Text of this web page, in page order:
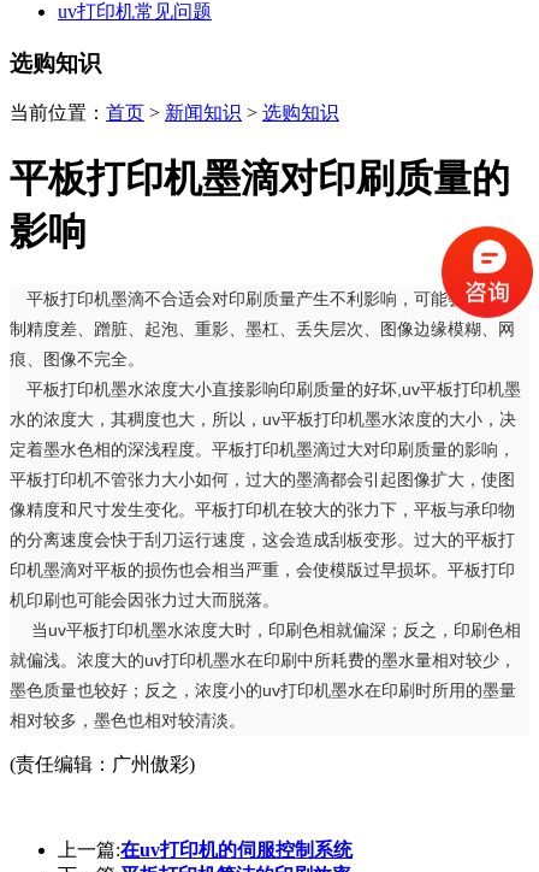
uv打印机常见问题
选购知识
当前位置： 首页 > 新闻知识 > 选购知识
平板打印机墨滴对印刷质量的
影响
平板打印机墨滴不合适会对印刷质量产生不利影响，可能会出现复
制精度差、蹭脏、起泡、重影、墨杠、丢失层次、图像边缘模糊、网
痕、图像不完全。
平板打印机墨水浓度大小直接影响印刷质量的好坏,uv平板打印机墨
水的浓度大，其稠度也大，所以，uv平板打印机墨水浓度的大小，决
定着墨水色相的深浅程度。平板打印机墨滴过大对印刷质量的影响，
平板打印机不管张力大小如何，过大的墨滴都会引起图像扩大，使图
像精度和尺寸发生变化。平板打印机在较大的张力下，平板与承印物
的分离速度会快于刮刀运行速度，这会造成刮板变形。过大的平板打
印机墨滴对平板的损伤也会相当严重，会使模版过早损坏。平板打印
机印刷也可能会因张力过大而脱落。
当uv平板打印机墨水浓度大时，印刷色相就偏深；反之，印刷色相
就偏浅。浓度大的uv打印机墨水在印刷中所耗费的墨水量相对较少，
墨色质量也较好；反之，浓度小的uv打印机墨水在印刷时所用的墨量
相对较多，墨色也相对较清淡。
(责任编辑：广州傲彩)
上一篇:在uv打印机的伺服控制系统